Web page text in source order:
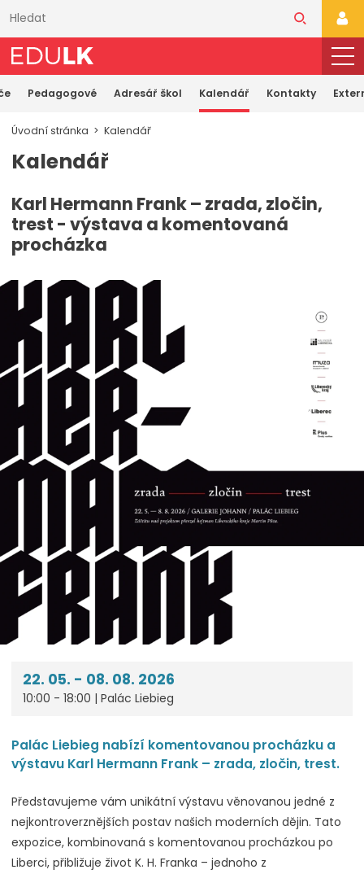
obsahu
Pedagogové Adresář škol Kalendář Kontakty
Úvodní stránka Kalendář
Kalendář
Karl Hermann Frank – zrada, zločin,
trest - výstava a komentovaná
procházka
22. 05. - 08. 08. 2026
10:00 - 18:00 | Palác Liebieg
Palác Liebieg nabízí komentovanou procházku a
výstavu Karl Hermann Frank – zrada, zločin, trest.
Představujeme vám unikátní výstavu věnovanou jedné z
nejkontroverznějších postav našich moderních dějin. Tato
expozice, kombinovaná s komentovanou procházkou po
Liberci, přibližuje život K. H. Franka – jednoho z